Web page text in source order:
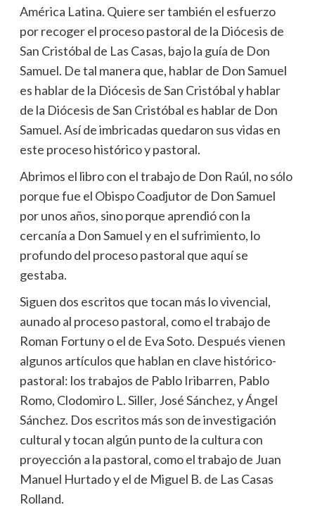
América Latina. Quiere ser también el esfuerzo
por recoger el proceso pastoral de la Diócesis de
San Cristóbal de Las Casas, bajo la guía de Don
Samuel. De tal manera que, hablar de Don Samuel
es hablar de la Diócesis de San Cristóbal y hablar
de la Diócesis de San Cristóbal es hablar de Don
Samuel. Así de imbricadas quedaron sus vidas en
este proceso histórico y pastoral.
Abrimos el libro con el trabajo de Don Raúl, no sólo
porque fue el Obispo Coadjutor de Don Samuel
por unos años, sino porque aprendió con la
cercanía a Don Samuel y en el sufrimiento, lo
profundo del proceso pastoral que aquí se
gestaba.
Siguen dos escritos que tocan más lo vivencial,
aunado al proceso pastoral, como el trabajo de
Roman Fortuny o el de Eva Soto. Después vienen
algunos artículos que hablan en clave histórico-
pastoral: los trabajos de Pablo Iribarren, Pablo
Romo, Clodomiro L. Siller, José Sánchez, y Ángel
Sánchez. Dos escritos más son de investigación
cultural y tocan algún punto de la cultura con
proyección a la pastoral, como el trabajo de Juan
Manuel Hurtado y el de Miguel B. de Las Casas
Rolland.